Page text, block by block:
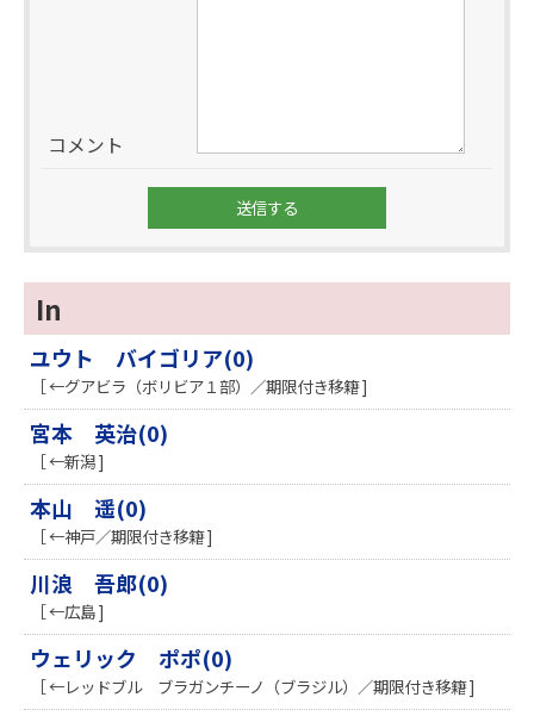
コメント
In
ユウト バイゴリア(0)
［ ←グアビラ（ボリビア１部）／期限付き移籍 ]
宮本 英治(0)
［ ←新潟 ]
本山 遥(0)
［ ←神戸／期限付き移籍 ]
川浪 吾郎(0)
［ ←広島 ]
ウェリック ポポ(0)
［ ←レッドブル ブラガンチーノ（ブラジル）／期限付き移籍 ]